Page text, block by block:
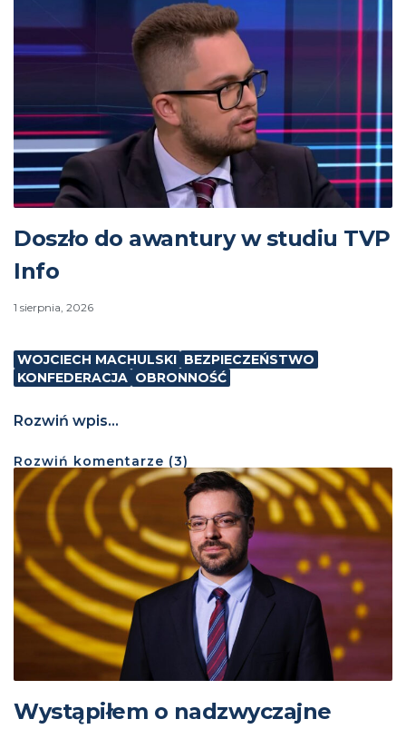
Doszło do awantury w studiu TVP
Info
1 sierpnia, 2026
WOJCIECH MACHULSKI BEZPIECZEŃSTWO
KONFEDERACJA OBRONNOŚĆ
Rozwiń wpis...
Rozwiń komentarze (3)
Wystąpiłem o nadzwyczajne